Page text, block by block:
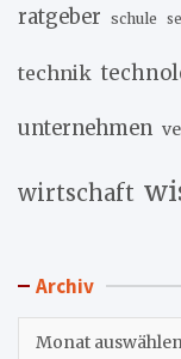
ratgeber schule
technik
unternehmen
wirtschaft
Archiv